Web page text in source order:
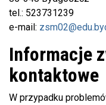
tel.: 523731239
e-mail:
Informacje
kontaktowe
W przypadku